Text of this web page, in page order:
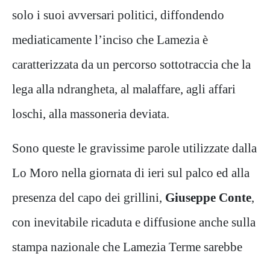
solo i suoi avversari politici, diffondendo
mediaticamente l’inciso che Lamezia è
caratterizzata da un percorso sottotraccia che la
lega alla ndrangheta, al malaffare, agli affari
loschi, alla massoneria deviata.
Sono queste le gravissime parole utilizzate dalla
Lo Moro nella giornata di ieri sul palco ed alla
presenza del capo dei grillini, Giuseppe Conte,
con inevitabile ricaduta e diffusione anche sulla
stampa nazionale che Lamezia Terme sarebbe